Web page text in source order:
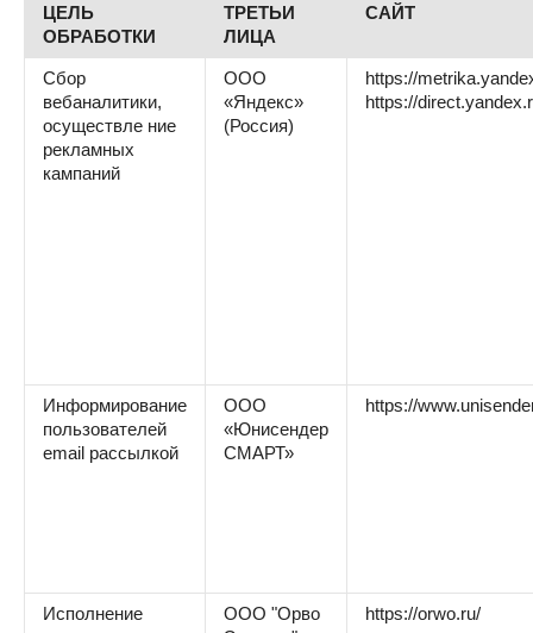
ЦЕЛЬ
ОБРАБОТКИ
ТРЕТЬИ
ЛИЦА
САЙТ
Сбор
вебаналитики,
осуществле ние
рекламных
кампаний
ООО
«Яндекс»
(Россия)
https://
https://
Информирование
пользователей
email рассылкой
ООО
«Юнисендер
СМАРТ»
https://
Исполнение
ООО "Орво
https://orwo.ru/